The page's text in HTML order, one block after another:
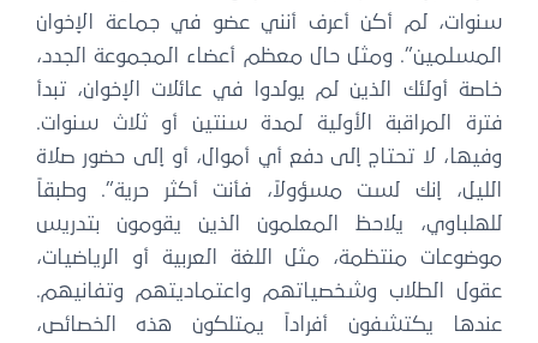
سنوات، لم أكن أعرف أنني عضو في جماعة الإخوان
المسلمين”. ومثل حال معظم أعضاء المجموعة الجدد،
خاصة أولئك الذين لم يولدوا في عائلات الإخوان، تبدأ
فترة المراقبة الأولية لمدة سنتين أو ثلاث سنوات.
وفيها، لا تحتاج إلى دفع أي أموال، أو إلى حضور صلاة
الليل، إنك لست مسؤولاً، فأنت أكثر حرية”. وطبقاً
للهلباوي، يلاحظ المعلمون الذين يقومون بتدريس
موضوعات منتظمة، مثل اللغة العربية أو الرياضيات،
عقول الطلاب وشخصياتهم واعتماديتهم وتفانيهم.
عندها يكتشفون أفراداً يمتلكون هذه الخصائص،